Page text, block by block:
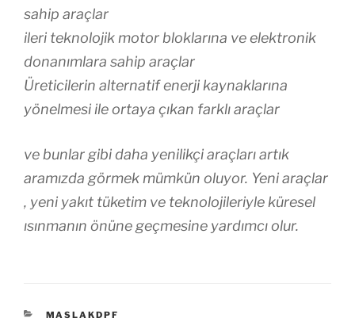
sahip araçlar
ileri teknolojik motor bloklarına ve elektronik
donanımlara sahip araçlar
Üreticilerin alternatif enerji kaynaklarına
yönelmesi ile ortaya çıkan farklı araçlar
ve bunlar gibi daha yenilikçi araçları artık
aramızda görmek mümkün oluyor. Yeni araçlar
, yeni yakıt tüketim ve teknolojileriyle küresel
ısınmanın önüne geçmesine yardımcı olur.
KATEGORILER
MASLAKDPF